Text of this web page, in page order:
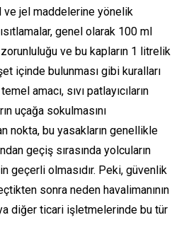
ve jel maddelerine yönelik
genel olarak 100 ml
ve bu kapların 1 litrelik
içinde bulunması gibi kuralları
amacı, sıvı patlayıcıların
uçağa sokulmasını
nokta, bu yasakların genellikle
geçiş sırasında yolcuların
geçerli olmasıdır. Peki, güvenlik
sonra neden havalimanının
diğer ticari işletmelerinde bu tür